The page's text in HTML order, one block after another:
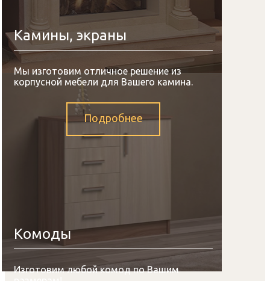
Камины, экраны
Мы изготовим отличное решение из
корпусной мебели для Вашего камина.
Подробнее
Комоды
Изготовим любой комод по Вашим